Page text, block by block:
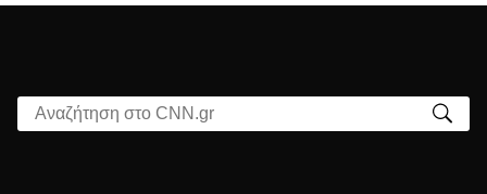
Αναζήτηση στο CNN.gr